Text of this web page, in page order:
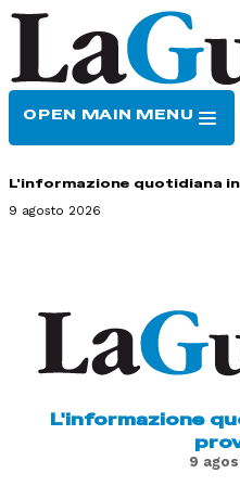
OPEN MAIN MENU
L'informazione quotidiana
9 agosto 2026
L'informazione
9